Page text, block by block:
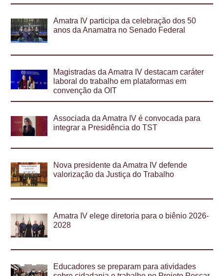
Amatra IV participa da celebração dos 50
anos da Anamatra no Senado Federal
Magistradas da Amatra IV destacam caráter
laboral do trabalho em plataformas em
convenção da OIT
Associada da Amatra IV é convocada para
integrar a Presidência do TST
Nova presidente da Amatra IV defende
valorização da Justiça do Trabalho
Amatra IV elege diretoria para o biênio 2026-
2028
Educadores se preparam para atividades